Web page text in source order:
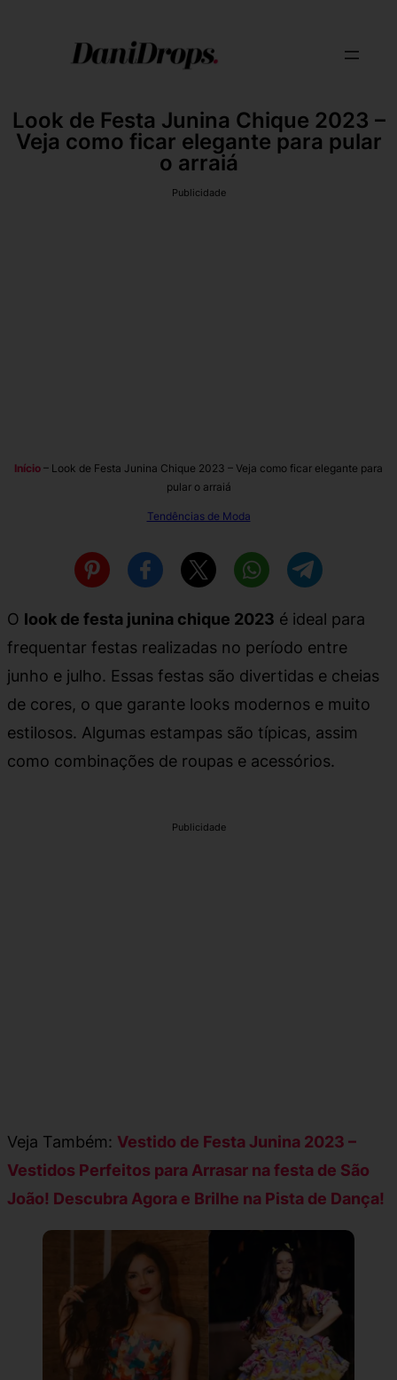
Look de Festa Junina Chique 2023 –
Veja como ficar elegante para pular
o arraiá
Publicidade
Início – Look de Festa Junina Chique 2023 – Veja como ficar elegante para
pular o arraiá
Tendências de Moda
O look de festa junina chique 2023 é ideal para
frequentar festas realizadas no período entre
junho e julho. Essas festas são divertidas e cheias
de cores, o que garante looks modernos e muito
estilosos. Algumas estampas são típicas, assim
como combinações de roupas e acessórios.
Publicidade
Veja Também: Vestido de Festa Junina 2023 –
Vestidos Perfeitos para Arrasar na festa de São
João! Descubra Agora e Brilhe na Pista de Dança!